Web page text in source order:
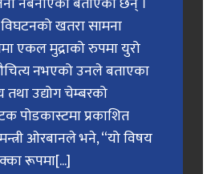
खतरा सामना
एकल मुद्राको रुपमा युरो
नभएको उनले बताएका
तथा उद्योग चेम्बरको
पोडकास्टमा प्रकाशित
ओरबानले भने, “यो विषय
रूपमा[...]